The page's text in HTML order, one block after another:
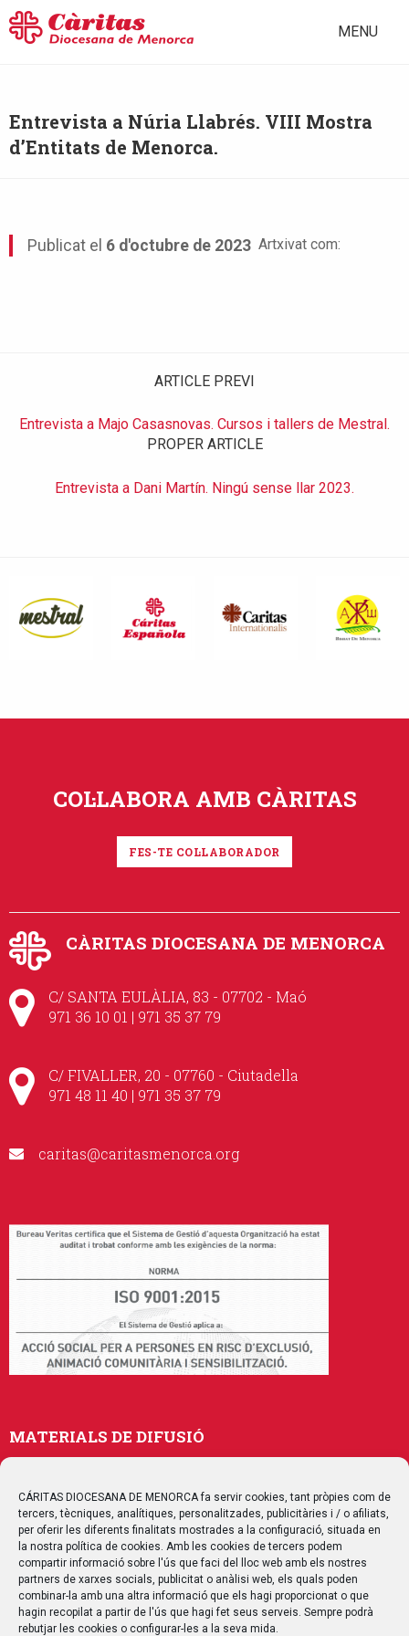
CÁRITAS DIOCESANA DE MENORCA fa servir cookies, tant pròpies com de
tercers, tècniques, analítiques, personalitzades, publicitàries i / o afiliats,
per oferir les diferents finalitats mostrades a la configuració, situada en
la nostra política de cookies. Amb les cookies de tercers podem
compartir informació sobre l'ús que faci del lloc web amb els nostres
partners de xarxes socials, publicitat o anàlisi web, els quals poden
combinar-la amb una altra informació que els hagi proporcionat o que
hagin recopilat a partir de l'ús que hagi fet seus serveis. Sempre podrà
rebutjar les cookies o configurar-les a la seva mida.
MENU
Entrevista a Núria Llabrés. VIII Mostra
d’Entitats de Menorca.
Publicat el 6 d'octubre de 2023 Artxivat com:
ARTICLE PREVI
Entrevista a Majo Casasnovas. Cursos i tallers de Mestral.
PROPER ARTICLE
Entrevista a Dani Martín. Ningú sense llar 2023.
COL·LABORA AMB CÀRITAS
FES-TE COL·LABORADOR
CÀRITAS DIOCESANA DE MENORCA
C/ SANTA EULÀLIA, 83 - 07702 - Maó
971 36 10 01 | 971 35 37 79
C/ FIVALLER, 20 - 07760 - Ciutadella
971 48 11 40 | 971 35 37 79
caritas@caritasmenorca.org
MATERIALS DE DIFUSIÓ
Publicacions
Multimedia
SEGUEIX-NOS